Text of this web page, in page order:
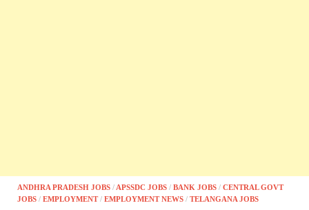
ANDHRA PRADESH JOBS / APSSDC JOBS / BANK JOBS / CENTRAL GOVT
JOBS / EMPLOYMENT/ EMPLOYMENT NEWS / TELANGANA JOBS